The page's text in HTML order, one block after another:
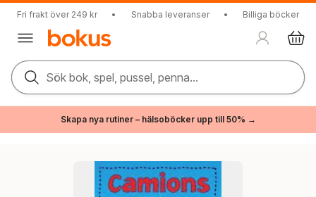
Fri frakt över 249 kr • Snabba leveranser • Billiga böcker
Sök bok, spel, pussel, penna...
Skapa nya rutiner – hälsoböcker upp till 50% →